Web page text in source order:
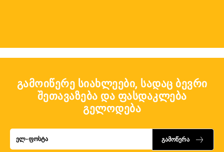
გამოიწერე სიახლეები, სადაც ბევრი
შეთავაზება და ფასდაკლება
გელოდება
გამოწერა